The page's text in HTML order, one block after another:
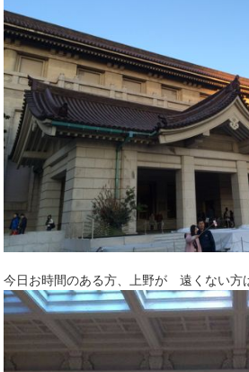
今日お時間のある方、上野が 遠くない方